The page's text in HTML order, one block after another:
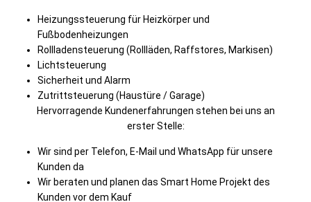
Heizungssteuerung für Heizkörper und
Fußbodenheizungen
Rollladensteuerung (Rollläden, Raffstores, Markisen)
Lichtsteuerung
Sicherheit und Alarm
Zutrittsteuerung (Haustüre / Garage)
Hervorragende Kundenerfahrungen stehen bei uns an
erster Stelle:
Wir sind per Telefon, E-Mail und WhatsApp für unsere
Kunden da
Wir beraten und planen das Smart Home Projekt des
Kunden vor dem Kauf